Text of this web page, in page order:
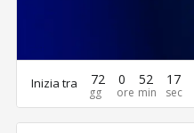
Inizia tra 72 0 52 16